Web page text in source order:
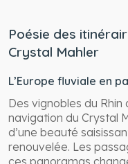
Poésie des
Crystal Mahler
L’Europe fluviale en
Des vignobles du
navigation du Crystal
d’une beauté
renouvelée. Les
ces panoramas